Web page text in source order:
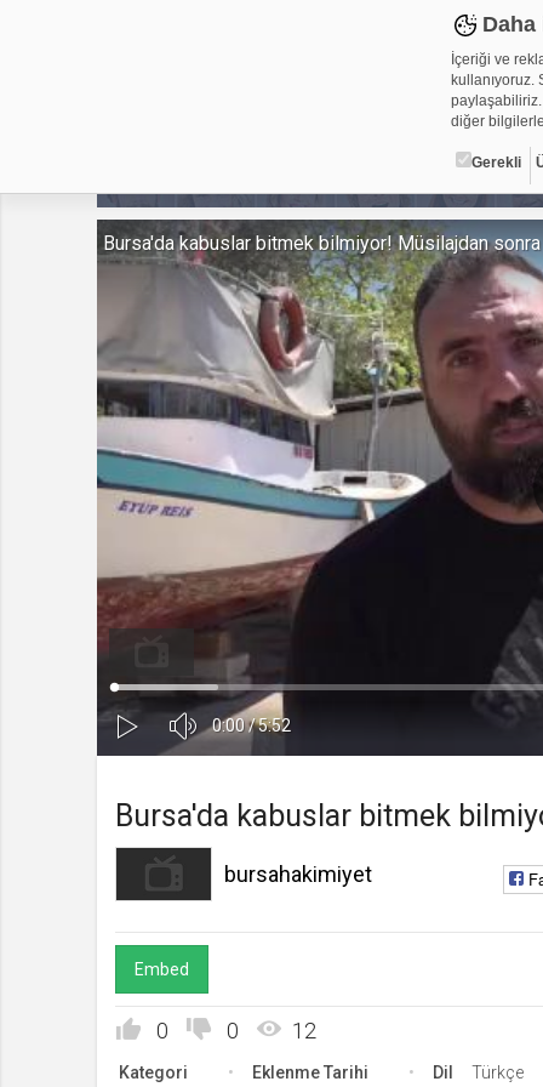
İçeriği ve
kullanıyoruz.
paylaşabiliriz.
diğer
Gerekli
Çerez
Çerezler,
metin
alanlar için
Gerekli
Üçüncü Parti
Oynat
Ses
KapaSüre
0:00/Toplam
5:52
Yüklendi:
Yükleniyor:
bursahakimiyet
Kanala Katıl
Bursa'da kabuslar bitmek bilmiyor! Müsilajdan sonra
Bursa'da kabuslar bitmek
bursahakimiyet
Embed
0 0 12
Kategori Eklenme Tarihi Dil Türkçe